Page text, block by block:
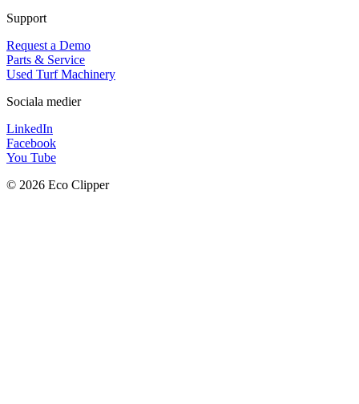
Support
Request a Demo
Parts & Service
Used Turf Machinery
Sociala medier
LinkedIn
Facebook
You Tube
© 2026 Eco Clipper